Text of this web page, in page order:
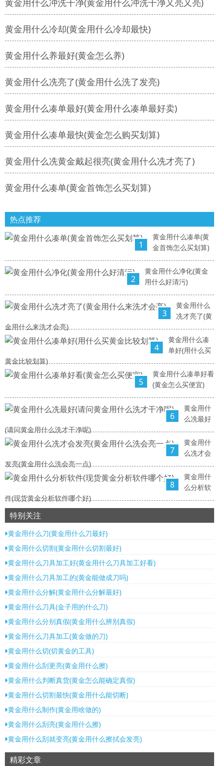
黄金用什么冲洗干净(黄金用什么冲洗干净又亮又亮)
黄金用什么冷却(黄金用什么冷却最快)
黄金用什么养最好(黄金怎么养)
黄金用什么冼亮了(黄金用什么洗了发亮)
黄金用什么凑单最好(黄金用什么凑单最好卖)
黄金用什么凑单最快(黄金怎么购买划算)
黄金用什么冼黄金戴起很亮(黄金用什么冼才亮了)
黄金用什么凑单(黄金首饰怎么买划算)
热点推荐
1
黄金用什么凑单(黄
金首饰怎么买划算)
2
黄金用什么净化(黄金
用什么好清污)
3
黄金用什么
冼才亮了(黄
金用什么来洗才会亮)
4
黄金用什么凑
单好(用什么买
黄金比较划算)
5
黄金用什么凑单好看
(黄金怎么买便宜)
6
黄金用什
么冼最好
(请问黄金用什么洗才干净呢)
7
黄金用什
么冼才会
发亮(黄金用什么洗会亮一点)
8
黄金用什
么分析软
件(现货黄金分析软件哪个好)
特别关注
黄金用什么刀(黄金用什么刀最好)
黄金用什么切割(黄金用什么切割最好)
黄金用什么刀具加工好(黄金用什么刀具加工好看)
黄金用什么刀具加工的(黄金能做成刀吗)
黄金用什么分解(黄金用什么分解最好)
黄金用什么刀具(金子用的什么刀)
黄金用什么分别真假(黄金用什么辨别真假)
黄金用什么刀具加工(黄金做的刀)
黄金用什么切(切黄金的工具)
黄金用什么刮更亮(黄金用什么擦)
黄金用什么判断真货(黄金怎么能确定真假)
黄金用什么切割最快(黄金用什么能切断)
黄金用什么制作(黄金用啥做的)
黄金用什么刮亮(黄金用什么擦)
黄金用什么刮就变亮(黄金用什么擦拭会发亮)
精彩文章